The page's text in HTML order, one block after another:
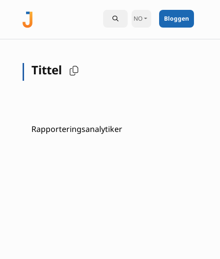
NO Bloggen
Tittel
Rapporteringsanalytiker